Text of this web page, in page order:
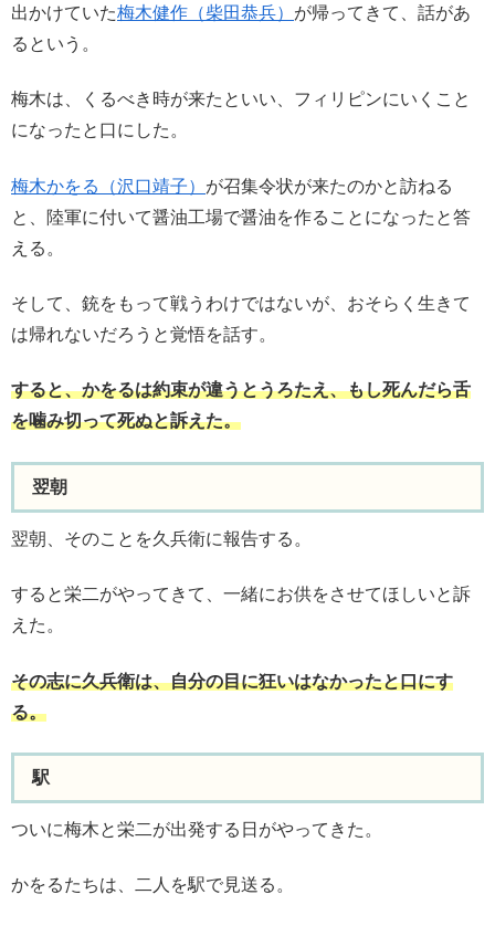
出かけていた梅木健作（柴田恭兵） が帰ってきて、話があ
るという。
梅木は、くるべき時が来たといい、フィリピンにいくこと
になったと口にした。
梅木かをる（沢口靖子） が召集令状が来たのかと訪ねる
と、陸軍に付いて醤油工場で醤油を作ることになったと答
える。
そして、銃をもって戦うわけではないが、おそらく生きて
は帰れないだろうと覚悟を話す。
すると、かをるは約束が違うとうろたえ、もし死んだら舌
を噛み切って死ぬと訴えた。
翌朝
翌朝、そのことを久兵衛に報告する。
すると栄二がやってきて、一緒にお供をさせてほしいと訴
えた。
その志に久兵衛は、自分の目に狂いはなかったと口にす
る。
駅
ついに梅木と栄二が出発する日がやってきた。
かをるたちは、二人を駅で見送る。